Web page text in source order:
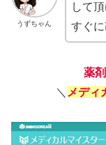
うずちゃん
して
すぐに
薬
＼ メディ